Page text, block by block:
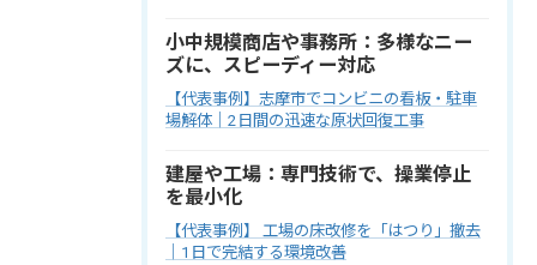
小中規模商店や事務所：多様なニー
ズに、スピーディー対応
【代表事例】志摩市でコンビニの看板・駐車
場解体｜2日間の迅速な原状回復工事
建屋や工場：専門技術で、操業停止
を最小化
【代表事例】 工場の床改修を「はつり」撤去
｜1日で完結する環境改善